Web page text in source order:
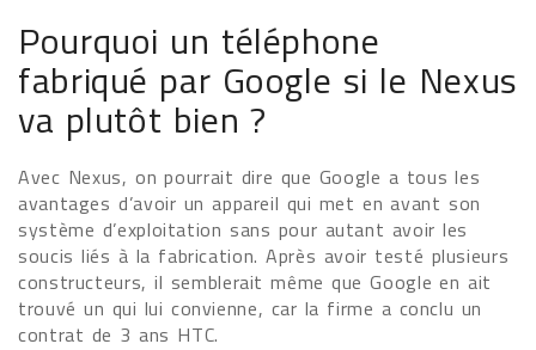
Pourquoi un téléphone
fabriqué par Google si le Nexus
va plutôt bien ?
Avec Nexus, on pourrait dire que Google a tous les
avantages d’avoir un appareil qui met en avant son
système d’exploitation sans pour autant avoir les
soucis liés à la fabrication. Après avoir testé plusieurs
constructeurs, il semblerait même que Google en ait
trouvé un qui lui convienne, car la firme a conclu un
contrat de 3 ans HTC.